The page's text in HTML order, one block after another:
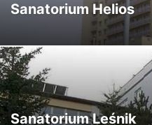
Sanatorium Helios
Sanatorium Leśnik